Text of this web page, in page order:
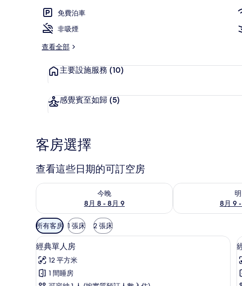
免費泊車
非吸煙
查看全部
主要設施服務 (10)
感覺賓至如歸 (5)
客房選擇
查看這些日期的可訂空房
今晚
8月 8 - 8月 9
查看今晚 8月 8 - 8月 9的可訂空房
8月 9
查看明日 8月 9 - 8
可
用
嘅
客
房
篩
所有客房 1 張床 2 張床
載
入
所
有
2
經典單人房
12 平方米
1 間睡房